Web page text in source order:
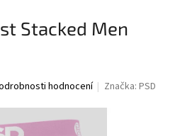
Stacked Men
hodnocení Značka:PSD